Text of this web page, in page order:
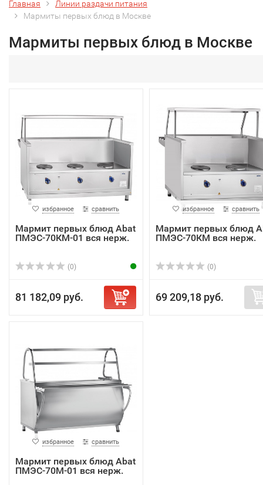
Главная
Линии раздачи питания
Мармиты первых блюд в Москве
Мармиты первых блюд в Москве
избранное сравнить
Мармит первых блюд Abat
ПМЭС-70КМ-01 вся нерж.
(0)
81 182,09 руб.
избранное сравнить
Мармит первых блюд
ПМЭС-70КМ вся нерж.
(0)
69 209,18 руб.
избранное сравнить
Мармит первых блюд Abat
ПМЭС-70М-01 вся нерж.